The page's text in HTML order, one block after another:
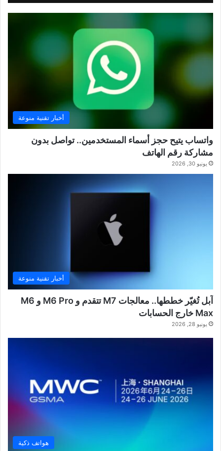
أخبار تقنية منوعة
واتساب يتيح حجز أسماء المستخدمين.. تواصل بدون
مشاركة رقم الهاتف
يونيو 30, 2026
أخبار تقنية منوعة
آبل تُغيّر خططها.. معالجات M7 تتقدم و M6 Pro و M6
Max خارج الحسابات
يونيو 28, 2026
هواتف ذكية